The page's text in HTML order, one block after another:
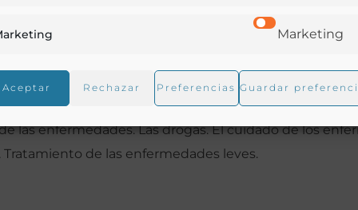
Marketing
Aceptar Rechazar Preferencias Guardar
estimulantes y los narcóticos. Sección II. – El cuidado
del sol. En el tocador. Vestidos sanos. Higiene de
La pureza social. Sección III. – El cuidado y la
La niñita. El niñito. Los vestidos de los niños. El
La educación. Sugestiones generales. Advertencias
las enfermedades. Las drogas. El cuidado de los
de las enfermedades leves.